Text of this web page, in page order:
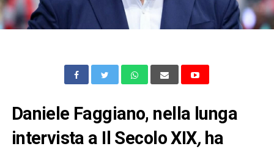
Daniele Faggiano, nella lunga
intervista a Il Secolo XIX, ha